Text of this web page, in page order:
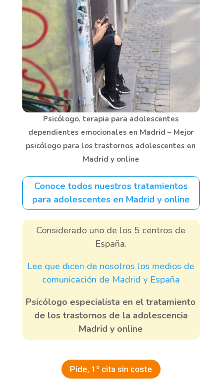
Psicólogo, terapia para adolescentes
dependientes emocionales en Madrid – Mejor
psicólogo para los trastornos adolescentes en
Madrid y online
Conoce todos nuestros tratamientos
para adolescentes en Madrid y online
Considerado uno de los 5 centros de
España.
Lee que dicen de nosotros los medios de
comunicación de Madrid y España
Psicólogo especialista en el tratamiento
de los trastornos de la adolescencia
Madrid y online
Pide, 1º cita sin coste